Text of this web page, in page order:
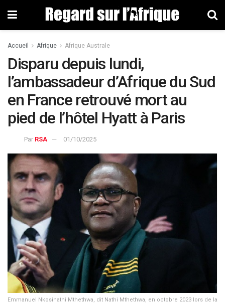
Accueil Afrique Afrique Australe
Disparu depuis lundi,
l’ambassadeur d’Afrique du Sud
en France retrouvé mort au
pied de l’hôtel Hyatt à Paris
Par RSA 01/10/2025
Emmanuel Nkosinathi Mthethwa, dit Nathi Mthethwa, en octobre 2023 lors de la